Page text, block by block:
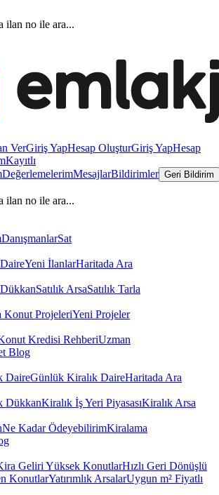
ilan no ile ara...
VerGiriş YapHesap OluşturGiriş YapHesap
Kayıtlı
DeğerlemelerimMesajlarBildirimler Geri Bildirim
ilan no ile ara...
DanışmanlarSat
DaireYeni İlanlarHaritada Ara
DükkanSatılık ArsaSatılık Tarla
Konut ProjeleriYeni Projeler
Kredisi RehberiUzman
Blog
DaireGünlük Kiralık DaireHaritada Ara
DükkanKiralık İş Yeri PiyasasıKiralık Arsa
Ne Kadar ÖdeyebilirimKiralama
Geliri Yüksek KonutlarHızlı Geri Dönüşlü
KonutlarYatırımlık ArsalarUygun m² Fiyatlı